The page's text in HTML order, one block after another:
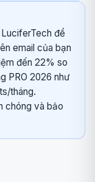
để
email của bạn
đến 22% so
PRO 2026 như
tháng.
chóng và bảo